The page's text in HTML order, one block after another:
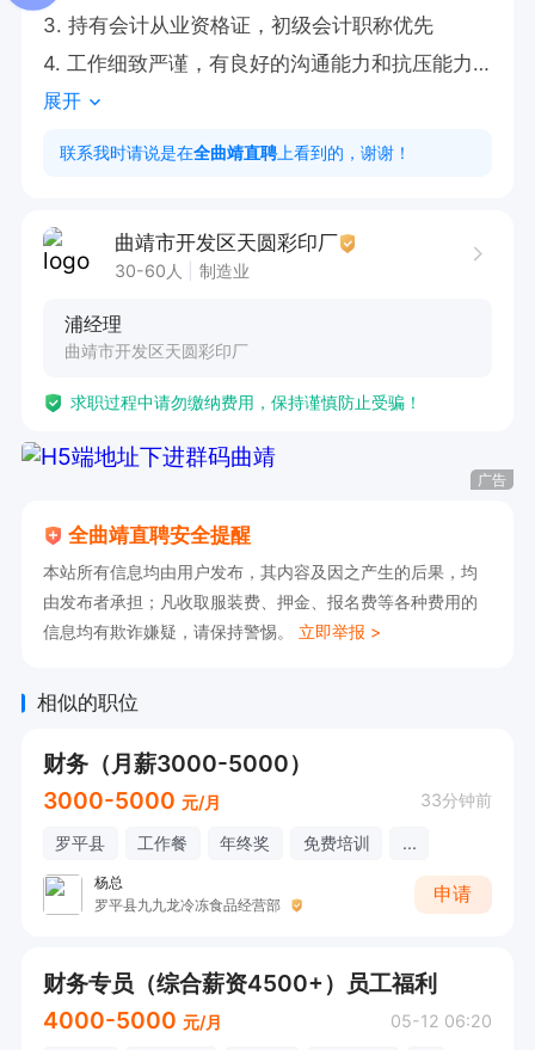
3. 持有会计从业资格证，初级会计职称优先
4. 工作细致严谨，有良好的沟通能力和抗压能力
工作时间
周一至周六8:30-12:00，13:00-17:30
展开
联系我时请说是在全曲靖直聘 上看到的，谢谢！
曲靖市开发区天圆彩印厂
30-60人 制造业
浦经理
曲靖市开发区天圆彩印厂
求职过程中请勿缴纳费用，保持谨慎防止受骗！
广告
全曲靖直聘安全提醒
本站所有信息均由用户发布，其内容及因之产生的后果，均
由发布者承担；凡收取服装费、押金、报名费等各种费用的
信息均有欺诈嫌疑，请保持警惕。 立即举报 >
相似的职位
财务（月薪3000-5000）
3000-5000 元/月 33分钟前
罗平县 工作餐 年终奖 免费培训 ...
杨总
罗平县九九龙冷冻食品经营部
申请
财务专员（综合薪资4500+）员工福利
4000-5000 元/月 05-12 06:20